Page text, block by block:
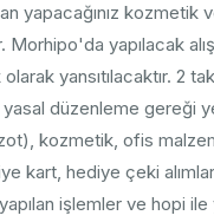
yapacağınız kozmetik
yapılacak
yansıtılacaktır. 2
yasal düzenleme gereği
kozmetik, ofis
kart, hediye çeki
işlemler ve hopi ile